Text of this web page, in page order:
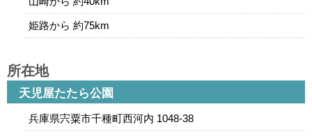
姫路から 約75km
所在地
天児屋たたら公園
兵庫県宍粟市千種町西河内 1048-38